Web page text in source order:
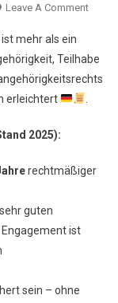
Leave A CommentOn
Weg
Zum
mehr als ein
Teilhabe
erleichtert
2025):
rechtmäßiger
guten
ist
sein – ohne